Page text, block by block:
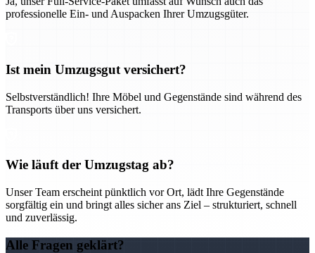
professionelle Ein- und Auspacken Ihrer Umzugsgüter.
Ist mein Umzugsgut versichert?
Selbstverständlich! Ihre Möbel und Gegenstände sind während des
Transports über uns versichert.
Wie läuft der Umzugstag ab?
Unser Team erscheint pünktlich vor Ort, lädt Ihre Gegenstände
sorgfältig ein und bringt alles sicher ans Ziel – strukturiert, schnell
und zuverlässig.
Alle Fragen geklärt?